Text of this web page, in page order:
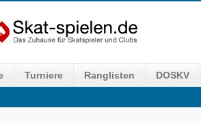
Turniere Ranglisten DOSKV